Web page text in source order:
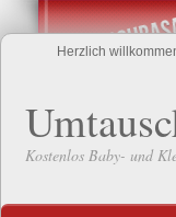
Herzlich
Kostenlos Baby- und